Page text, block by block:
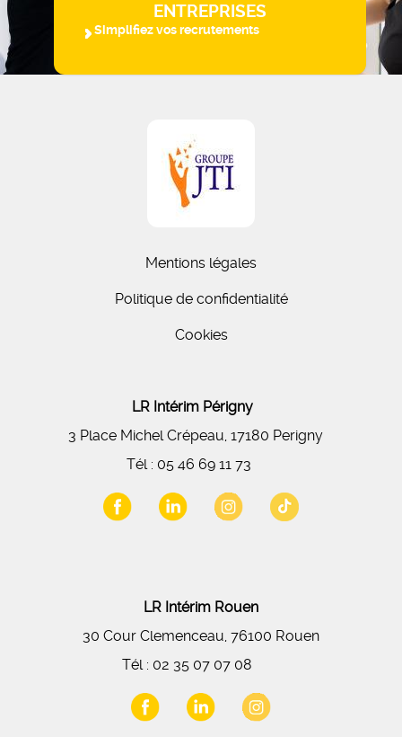
ENTREPRISES
Simplifiez vos recrutements
Mentions légales
Politique de confidentialité
Cookies
LR Intérim Périgny
3 Place Michel Crépeau, 17180 Perigny
Tél : 05 46 69 11 73
LR Intérim Rouen
30 Cour Clemenceau, 76100 Rouen
Tél : 02 35 07 07 08